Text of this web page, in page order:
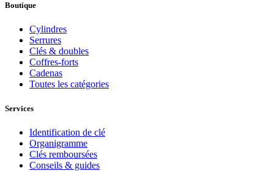
Boutique
Cylindres
Serrures
Clés & doubles
Coffres-forts
Cadenas
Toutes les catégories
Services
Identification de clé
Organigramme
Clés remboursées
Conseils & guides